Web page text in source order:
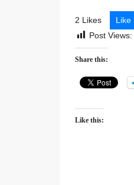
2 Likes
Like
Post Views:
Share this:
Like this: